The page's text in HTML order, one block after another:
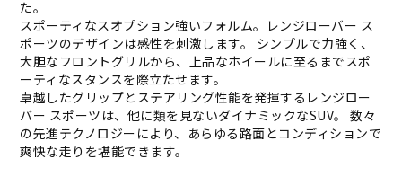
た。
スポーティなスオプション強いフォルム。レンジローバー ス
ポーツのデザインは感性を刺激します。 シンプルで力強く、
大胆なフロントグリルから、上品なホイールに至るまでスポ
ーティなスタンスを際立たせます。
卓越したグリップとステアリング性能を発揮するレンジロー
バー スポーツは、他に類を見ないダイナミックなSUV。 数々
の先進テクノロジーにより、あらゆる路面とコンディションで
爽快な走りを堪能できます。